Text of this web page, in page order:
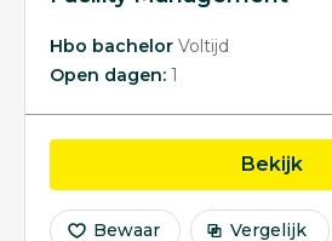
Hbo bachelor Voltijd
Open dagen: 1
Bekijk
Bewaar Vergelijk